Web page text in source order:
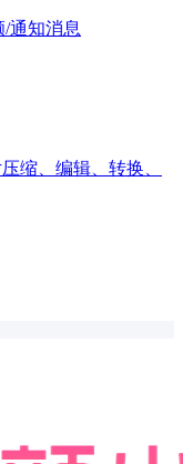
/通知消息
缩、编辑、转换、